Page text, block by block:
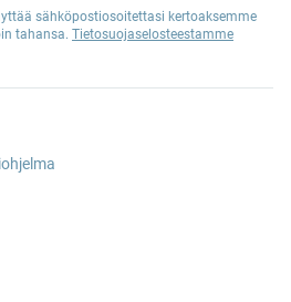
sähköpostiosoitettasi kertoaksemme
tahansa. Tietosuojaselosteestamme